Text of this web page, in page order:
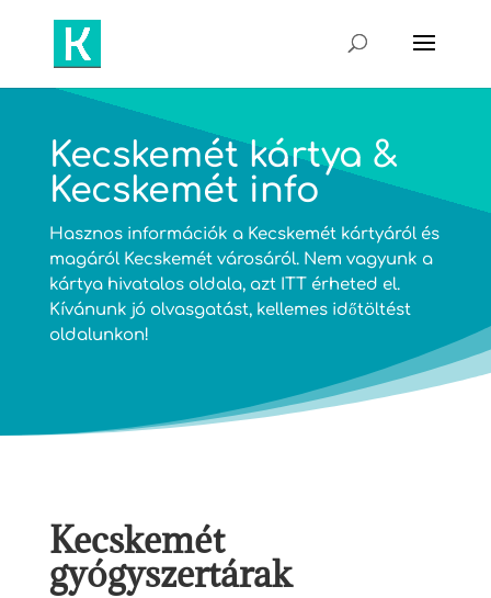
Kecskemét kártya &
Kecskemét info
Hasznos információk a Kecskemét kártyáról és
magáról Kecskemét városáról. Nem vagyunk a
kártya hivatalos oldala, azt ITTérheted el.
Kívánunk jó olvasgatást, kellemes időtöltést
oldalunkon!
Kecskemét
gyógyszertárak